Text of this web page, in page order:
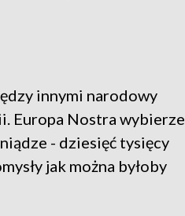
innymi narodowy
Europa Nostra wybierze
- dziesięć tysięcy
jak można byłoby